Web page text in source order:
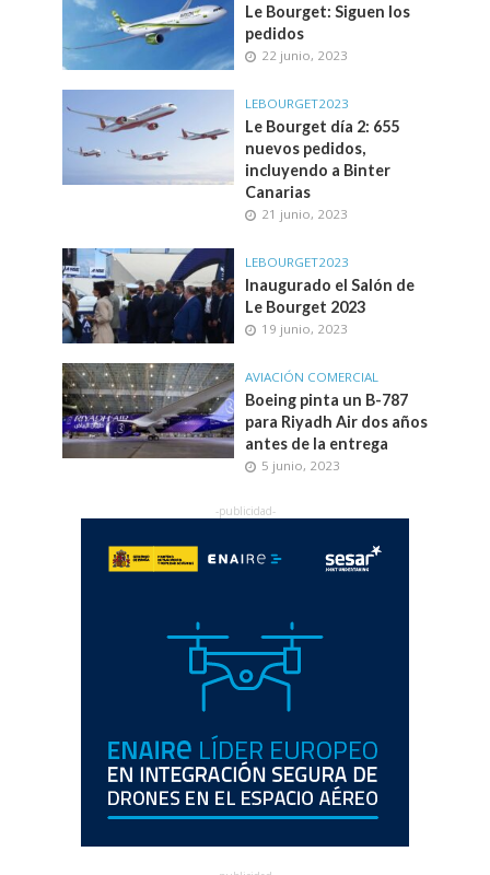
Le Bourget: Siguen los
pedidos
22 junio, 2023
LEBOURGET2023
Le Bourget día 2: 655
nuevos pedidos,
incluyendo a Binter
Canarias
21 junio, 2023
LEBOURGET2023
Inaugurado el Salón de
Le Bourget 2023
19 junio, 2023
AVIACIÓN COMERCIAL
Boeing pinta un B-787
para Riyadh Air dos años
antes de la entrega
5 junio, 2023